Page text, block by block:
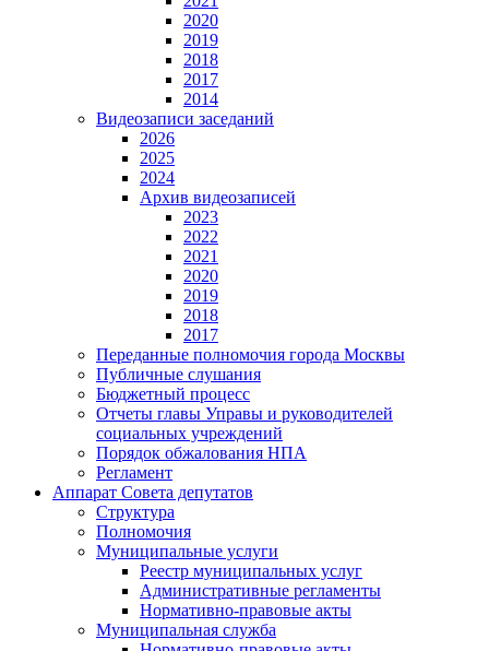
2020
2019
2018
2017
2014
Видеозаписи заседаний
2026
2025
2024
Архив видеозаписей
2023
2022
2021
2020
2019
2018
2017
Переданные полномочия города Москвы
Публичные слушания
Бюджетный процесс
Отчеты главы Управы и руководителей
социальных учреждений
Порядок обжалования НПА
Регламент
Аппарат Совета депутатов
Структура
Полномочия
Муниципальные услуги
Реестр муниципальных услуг
Административные регламенты
Нормативно-правовые акты
Муниципальная служба